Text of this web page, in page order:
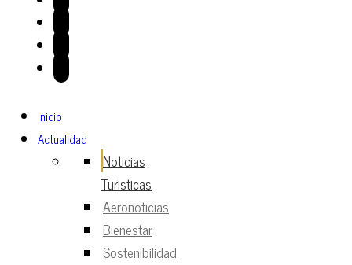
Inicio
Actualidad
Noticias
Turisticas
Aeronoticias
Bienestar
Sostenibilidad